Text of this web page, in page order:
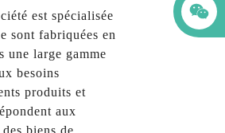
est spécialisée
sont fabriquées en
une large gamme
besoins
produits et
aux
biens de